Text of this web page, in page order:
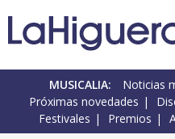
MUSICALIA: Noticias
Próximas novedades
Festivales
Premios